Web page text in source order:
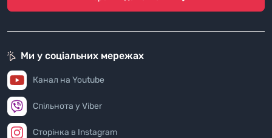
Ми у соціальних мережах
Канал на Youtube
Спільнота у Viber
Сторінка в Instagram